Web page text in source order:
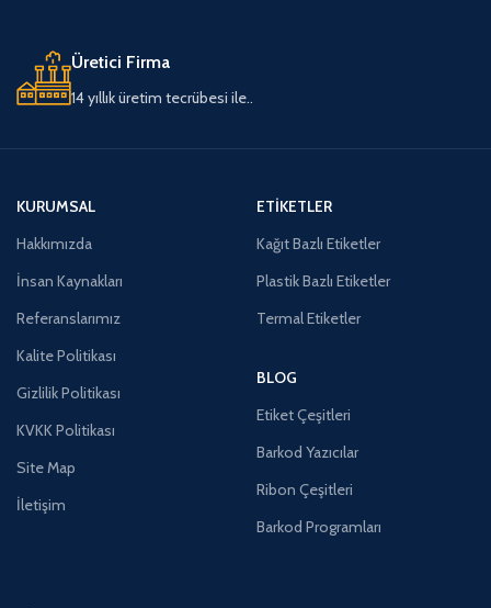
Üretici Firma
14 yıllık üretim tecrübesi ile..
KURUMSAL
Hakkımızda
İnsan Kaynakları
Referanslarımız
Kalite Politikası
Gizlilik Politikası
KVKK Politikası
Site Map
İletişim
ETIKETLER
Kağıt Bazlı Etiketler
Plastik Bazlı Etiketler
Termal Etiketler
BLOG
Etiket Çeşitleri
Barkod Yazıcılar
Ribon Çeşitleri
Barkod Programları